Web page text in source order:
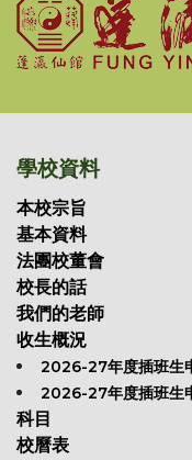
學校資料
本校宗旨
基本資料
法團校董會
校長的話
我們的老師
收生概況
2026-27年度插班生
2026-27年度插班生
科目
校曆表